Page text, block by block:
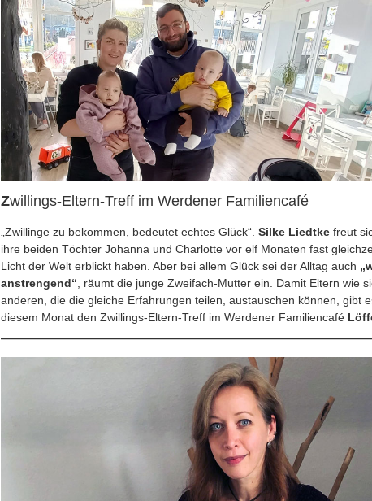
Zwillings-Eltern-Treff im Werdener Familiencafé
„Zwillinge zu bekommen, bedeutet echtes Glück“. Silke Liedtkefreut
ihre beiden Töchter Johanna und Charlotte vor elf Monaten fast
Licht der Welt erblickt haben. Aber bei allem Glück sei der Alltag auch
anstrengend“ , räumt die junge Zweifach-Mutter ein. Damit Eltern wie
anderen, die die gleiche Erfahrungen teilen, austauschen können, gibt
diesem Monat den Zwillings-Eltern-Treff im Werdener Familiencafé